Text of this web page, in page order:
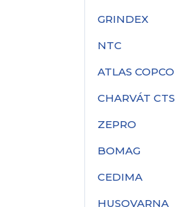
GRINDEX
NTC
ATLAS COPCO
CHARVÁT CTS
ZEPRO
BOMAG
CEDIMA
HUSQVARNA